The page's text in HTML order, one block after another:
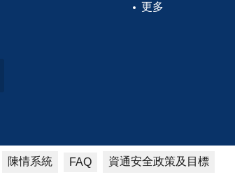
更多
陳情系統 FAQ 資通安全政策及目標